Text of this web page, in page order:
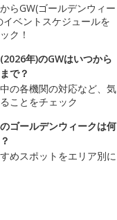
らGW(ゴールデンウィー
イベントスケジュールを
ク！
年)のGWはいつから
で？
の各機関の対応など、気
ことをチェック
ゴールデンウィークは何
めスポットをエリア別に